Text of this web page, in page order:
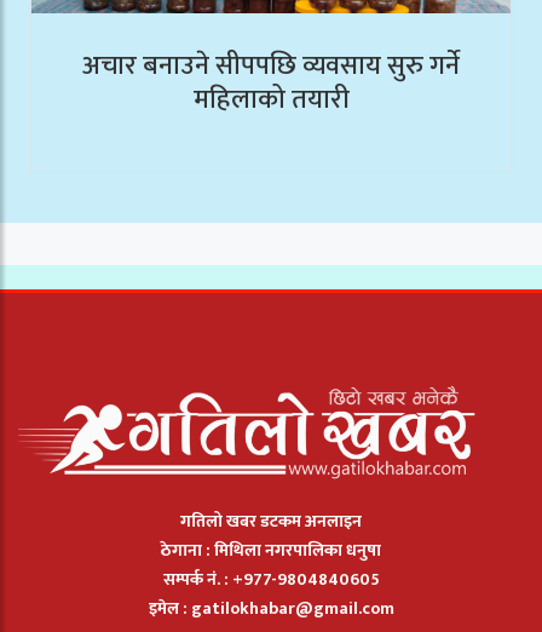
अचार बनाउने सीपपछि व्यवसाय सुरु गर्ने
महिलाको तयारी
गतिलो खबर डटकम अनलाइन
ठेगाना : मिथिला नगरपालिका धनुषा
सम्पर्क नं. : +977-9804840605
इमेल : gatilokhabar@gmail.com